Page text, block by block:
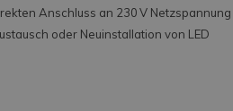
Anschluss an 230 V Netzspannung
oder Neuinstallation von LED